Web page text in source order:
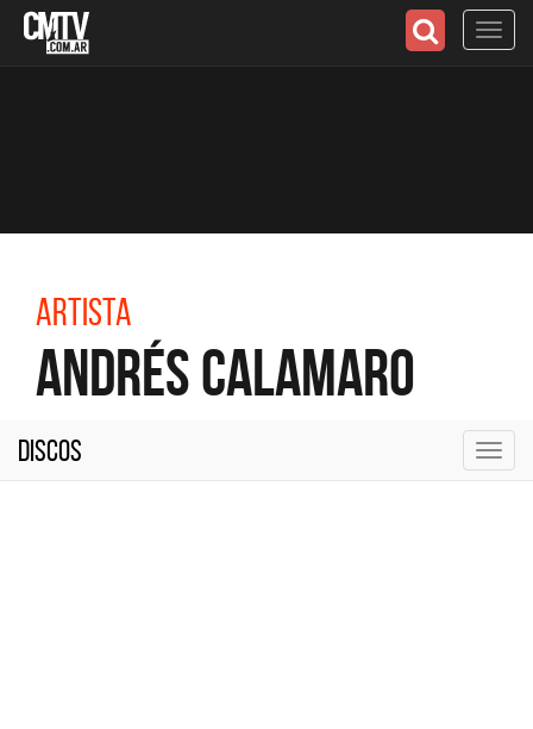
Artista
Andrés Calamaro
Discos